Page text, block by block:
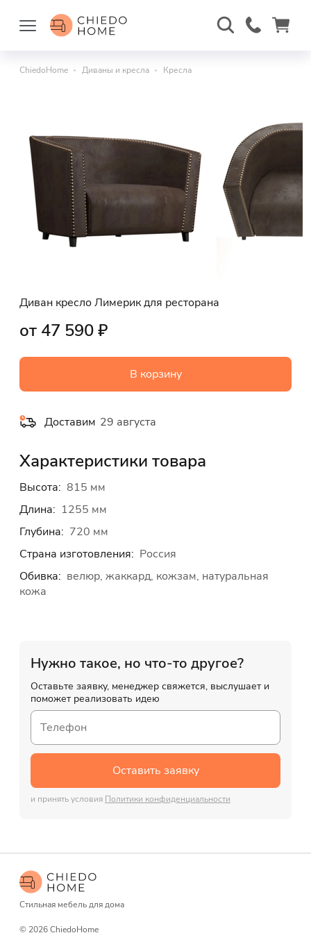
ChiedoHome Диваны и кресла Кресла
Диван кресло Лимерик для ресторана
от 47 590 ₽
В корзину
Доставим 29 августа
Характеристики товара
Высота: 815 мм
Длина: 1255 мм
Глубина: 720 мм
Страна изготовления: Россия
Обивка: велюр, жаккард, кожзам, натуральная
кожа
Нужно такое, но что-то другое?
Оставьте заявку, менеджер свяжется, выслушает и
поможет реализовать идею
Оставить заявку
и принять условия Политики конфиденциальности
Стильная мебель для дома
© 2026 ChiedoHome